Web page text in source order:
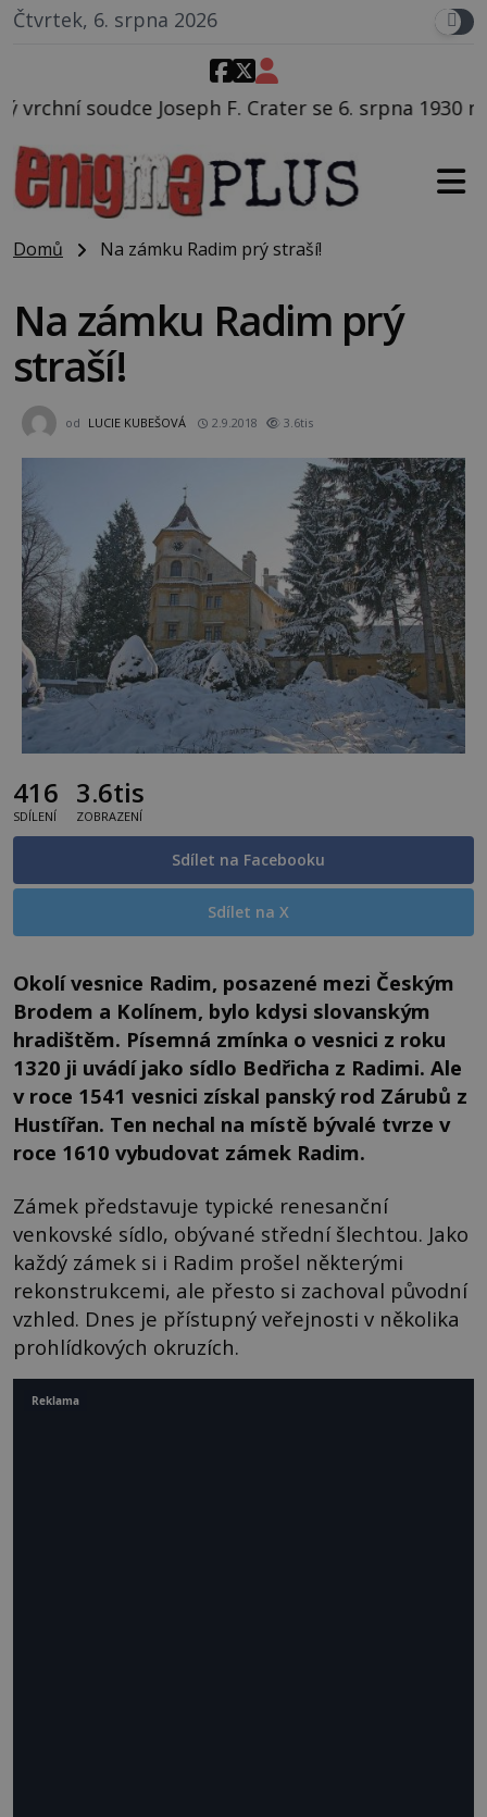
Čtvrtek, 6. srpna 2026
F. Crater se 6. srpna 1930 navečeří ve své
Domů Na zámku Radim prý straší!
Na zámku Radim prý
straší!
od LUCIE KUBEŠOVÁ 2.9.2018 3.6tis
416
SDÍLENÍ
3.6tis
ZOBRAZENÍ
Sdílet na Facebooku
Sdílet na X
Okolí vesnice Radim, posazené mezi Českým
Brodem a Kolínem, bylo kdysi slovanským
hradištěm. Písemná zmínka o vesnici z roku
1320 ji uvádí jako sídlo Bedřicha z Radimi. Ale
v roce 1541 vesnici získal panský rod Zárubů z
Hustířan. Ten nechal na místě bývalé tvrze v
roce 1610 vybudovat zámek Radim.
Zámek představuje typické renesanční
venkovské sídlo, obývané střední šlechtou. Jako
každý zámek si i Radim prošel některými
rekonstrukcemi, ale přesto si zachoval původní
vzhled. Dnes je přístupný veřejnosti v několika
prohlídkových okruzích.
Reklama